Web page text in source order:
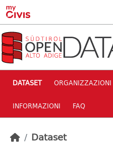
Skip to main content
DATASET ORGANIZZAZIONI
INFORMAZIONI FAQ
Dataset